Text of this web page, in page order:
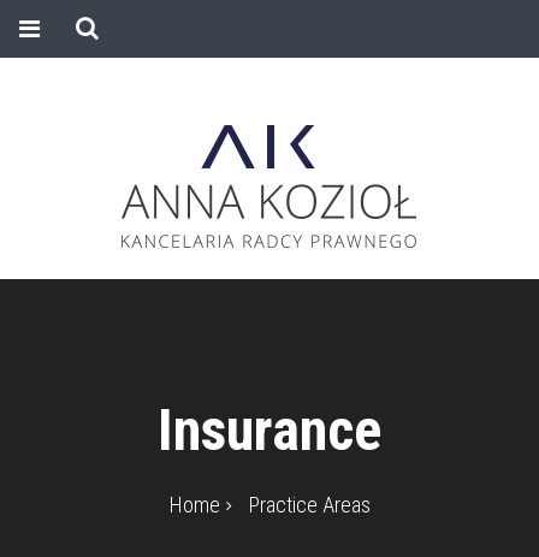
Insurance
Home Practice Areas